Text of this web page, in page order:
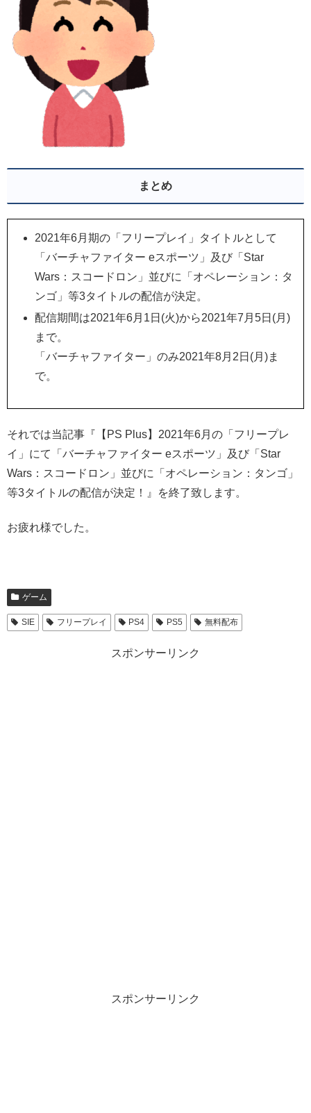
まとめ
2021年6月期の「フリープレイ」タイトルとして
「バーチャファイター eスポーツ」及び「Star
Wars：スコードロン」並びに「オペレーション：タ
ンゴ」等3タイトルの配信が決定。
配信期間は2021年6月1日(火)から2021年7月5日(月)
まで。
「バーチャファイター」のみ2021年8月2日(月)ま
で。
それでは当記事『【PS Plus】2021年6月の「フリープレ
イ」にて「バーチャファイター eスポーツ」及び「Star
Wars：スコードロン」並びに「オペレーション：タンゴ」
等3タイトルの配信が決定！』を終了致します。
お疲れ様でした。
ゲーム
SIE フリープレイ PS4 PS5 無料配布
スポンサーリンク
スポンサーリンク